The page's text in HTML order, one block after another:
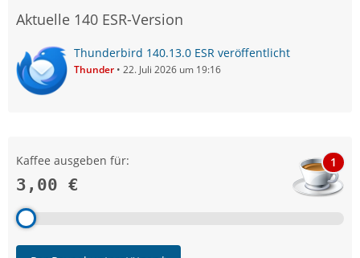
Aktuelle 140 ESR-Version
Thunderbird 140.13.0 ESR veröffentlicht
Thunder 22. Juli 2026 um 19:16
Kaffee ausgeben für:
3,00 €
1